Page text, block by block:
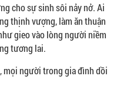
cho sự sinh sôi nảy nở. Ai
thịnh vượng, làm ăn thuận
gieo vào lòng người niềm
tương lai.
mọi người trong gia đình dồi